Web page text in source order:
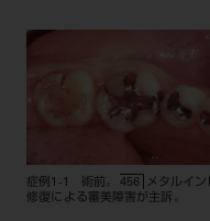
症例1-1 術前。 456
メタルイン
修復による審美障害が主訴。